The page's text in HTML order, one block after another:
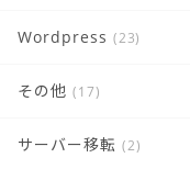
Wordpress (23)
その他 (17)
サーバー移転 (2)